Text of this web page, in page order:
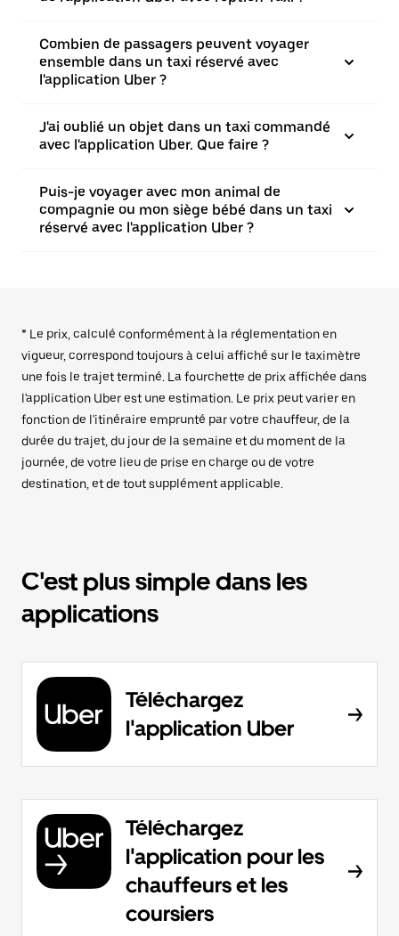
Combien de passagers peuvent voyager
ensemble dans un taxi réservé avec
l'application Uber ?
J'ai oublié un objet dans un taxi commandé
avec l'application Uber. Que faire ?
Puis-je voyager avec mon animal de
compagnie ou mon siège bébé dans un taxi
réservé avec l'application Uber ?
* Le prix, calculé conformément à la réglementation en
vigueur, correspond toujours à celui affiché sur le taximètre
une fois le trajet terminé. La fourchette de prix affichée dans
l'application Uber est une estimation. Le prix peut varier en
fonction de l'itinéraire emprunté par votre chauffeur, de la
durée du trajet, du jour de la semaine et du moment de la
journée, de votre lieu de prise en charge ou de votre
destination, et de tout supplément applicable.
C'est plus simple dans les
applications
Téléchargez
l'application Uber
Téléchargez
l'application pour les
chauffeurs et les
coursiers